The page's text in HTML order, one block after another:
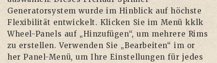
Generatorsystem wurde im Hinblick auf höchste
Flexibilität entwickelt. Klicken Sie im Menü kklk
Wheel-Panels auf „Hinzufügen“, um mehrere Rims
zu erstellen. Verwenden Sie „Bearbeiten“ im or
her Panel-Menü, um Ihre Einstellungen für jedes